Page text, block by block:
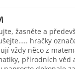
žasněte a
hračky
vždy něco z
přírodních věd